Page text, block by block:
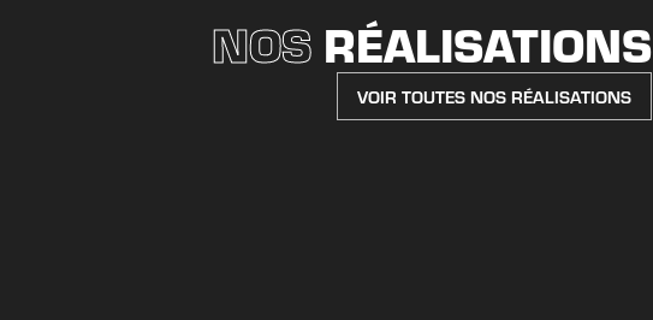
NOS RÉALISATIONS
VOIR TOUTES NOS RÉALISATIONS